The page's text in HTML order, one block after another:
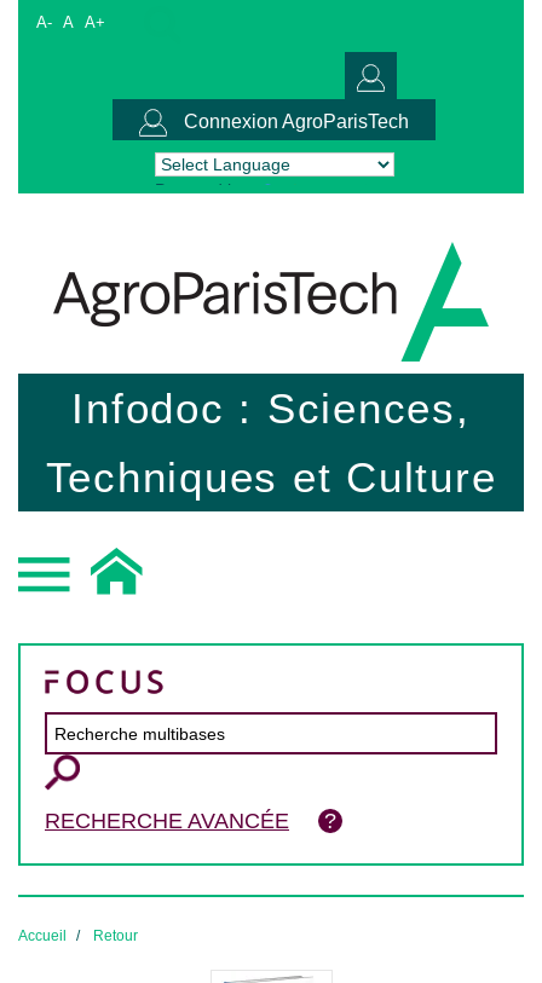
A- A A+
Connexion AgroParisTech
Powered by Translate
Infodoc : Sciences,
Techniques et Culture
RECHERCHE AVANCÉE
Accueil Retour